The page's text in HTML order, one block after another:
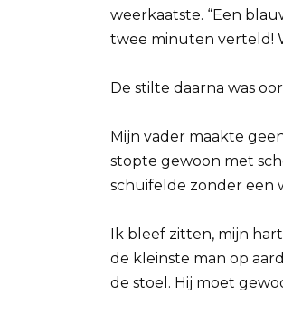
weerkaatste. “Een
twee minuten verteld!
De stilte daarna was
Mijn vader maakte
stopte gewoon met
schuifelde zonder een
Ik bleef zitten, mijn
de kleinste man op
de stoel. Hij moet